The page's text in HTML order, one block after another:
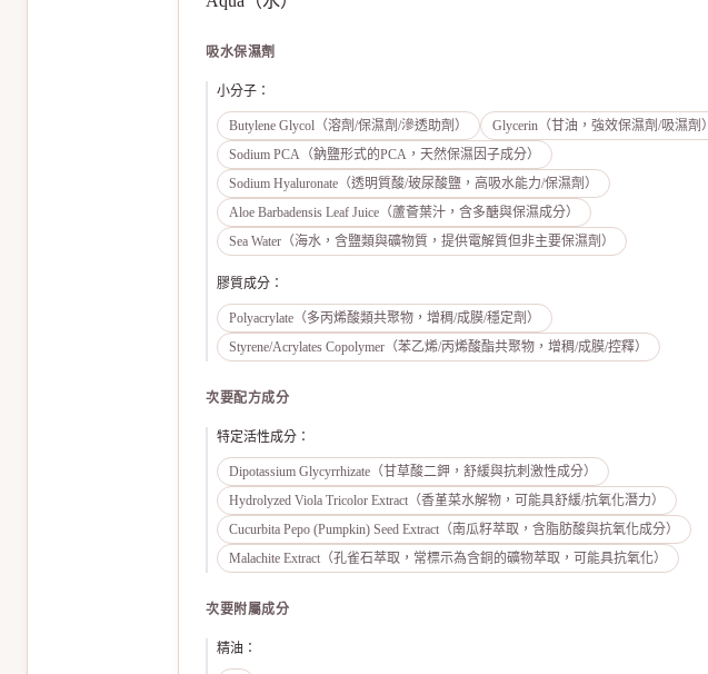
吸水保濕劑
小分子 ：
Butylene Glycol（溶劑/保濕劑/滲透助劑）
Glycerin（甘油，強效保濕劑/吸濕劑）
Sodium PCA（鈉鹽形式的PCA，天然保濕因子成分）
Sodium Hyaluronate（透明質酸/玻尿酸鹽，高吸水能力/保濕劑）
Aloe Barbadensis Leaf Juice（蘆薈葉汁，含多醣與保濕成分）
Sea Water（海水，含鹽類與礦物質，提供電解質但非主要保濕劑）
膠質成分 ：
Polyacrylate（多丙烯酸類共聚物，增稠/成膜/穩定劑）
Styrene/Acrylates Copolymer（苯乙烯/丙烯酸酯共聚物，增稠/成膜/控釋）
次要配方成分
特定活性成分 ：
Dipotassium Glycyrrhizate（甘草酸二鉀，舒緩與抗刺激性成分）
Hydrolyzed Viola Tricolor Extract（香堇菜水解物，可能具舒緩/抗氧化潛力）
Cucurbita Pepo (Pumpkin) Seed Extract（南瓜籽萃取，含脂肪酸與抗氧化成分）
Malachite Extract（孔雀石萃取，常標示為含銅的礦物萃取，可能具抗氧化）
次要附屬成分
精油 ：